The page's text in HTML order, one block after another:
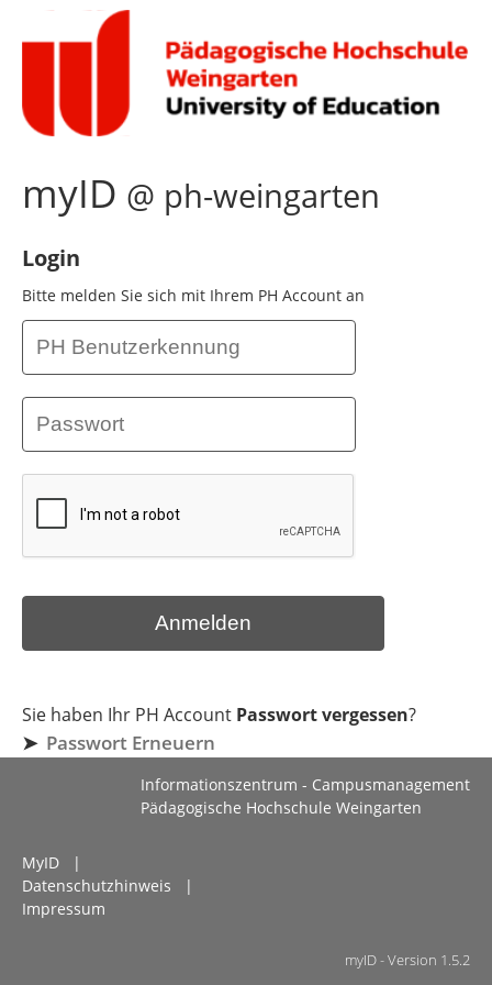
myID @ ph-weingarten
Login
Bitte melden Sie sich mit Ihrem PH Account an
Sie haben Ihr PH Account Passwort vergessen?
➤ Passwort Erneuern
Informationszentrum - Campusmanagement
Pädagogische Hochschule Weingarten
MyID
Datenschutzhinweis
Impressum
myID - Version 1.5.2